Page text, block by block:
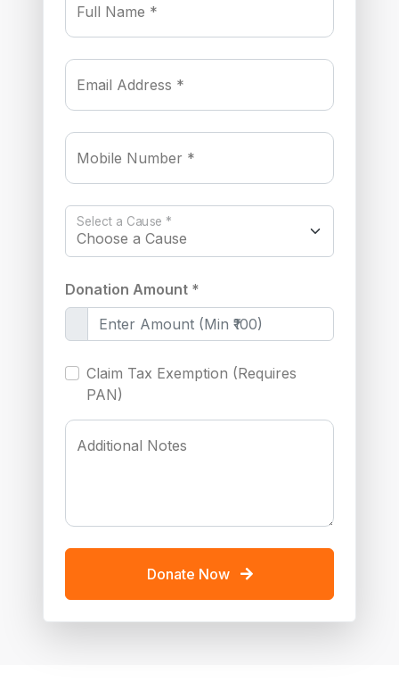
Full Name *
Email Address *
Mobile Number *
Select a Cause *
Donation Amount *
Claim Tax Exemption (Requires
PAN)
Additional Notes
Donate Now